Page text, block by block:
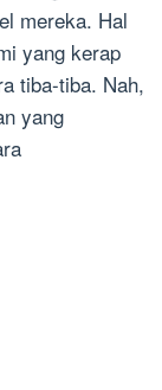
mereka. Hal
yang kerap
tiba-tiba. Nah,
yang